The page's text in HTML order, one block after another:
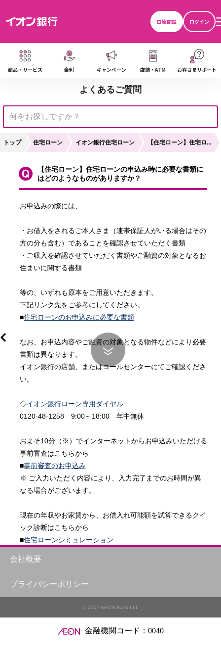
口座開設
ログイン
商品・サービス 金利 キャンペーン 店舗・ATM お客さまサポート
よくあるご質問
トップ 住宅ローン イオン銀行住宅ローン 【住宅ローン】住宅ロ...
【住宅ローン】住宅ローンの申込み時に必要な書類に
はどのようなものがありますか？
お申込みの際には、
・お借入をされるご本人さま（連帯保証人がいる場合はその
方の分も含む）であることを確認させていただく書類
・ご収入を確認させていただく書類やご融資の対象となるお
住まいに関する書類
等の、いずれも原本をご用意いただきます。
下記リンク先をご参考にしてください。
■住宅ローンのお申込みに必要な書類
なお、お申込内容やご融資の対象となる物件などにより必要
書類は異なります。
イオン銀行の店舗、またはコールセンターにてご確認くださ
い。
◇イオン銀行ローン専用ダイヤル
0120-48-1258　9:00～18:00　年中無休
およそ10分（※）でインターネットからお申込みいただける
事前審査はこちらから
■事前審査のお申込み
※ ご入力いただく内容により、入力完了までのお時間が異
なる場合がございます。
現在の年収やお家賃から、お借入れ可能額を試算できるクイ
ック診断はこちらから
■住宅ローンシミュレーション
役に立たなかった
会社概要
プライバシーポリシー
© 2007 AEON Bank,Ltd.
金融機関コード：0040